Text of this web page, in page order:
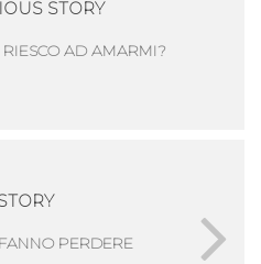
STORY
RIESCO AD AMARMI?
PERDERE